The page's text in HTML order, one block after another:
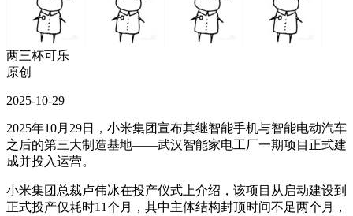
两三杯可乐
原创
2025-10-29
2025年10月29日，小米集团宣布其继智能手机与智能电动汽车
之后的第三大制造基地——武汉智能家电工厂一期项目正式建
成并投入运营。
小米集团总裁卢伟冰在投产仪式上介绍，该项目从启动建设到
正式投产仅耗时11个月，其中主体结构封顶时间不足两个月，